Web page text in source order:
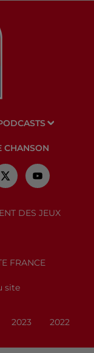
CHANSON
DES JEUX
FRANCE
site
2023 2022